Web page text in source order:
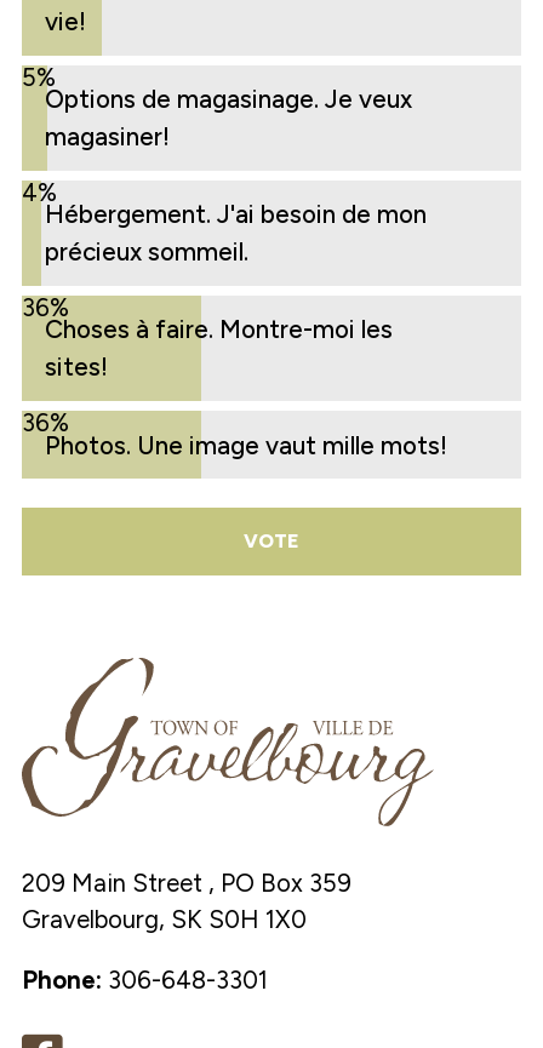
209 Main Street , PO Box 359
Gravelbourg, SK S0H 1X0
Phone: 306-648-3301
vie!
5%
Options de magasinage. Je veux
magasiner!
4%
Hébergement. J'ai besoin de mon
précieux sommeil.
36%
Choses à faire. Montre-moi les
sites!
36%
Photos. Une image vaut mille mots!
VOTE